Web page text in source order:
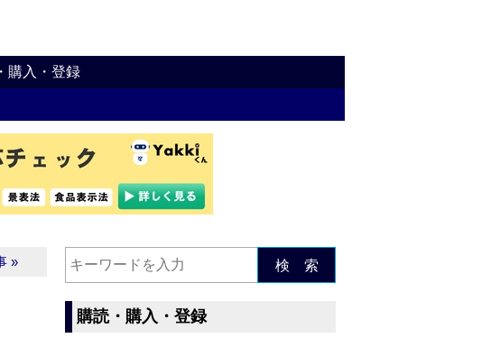
購入・登録
» 検 索
購読・購入・登録